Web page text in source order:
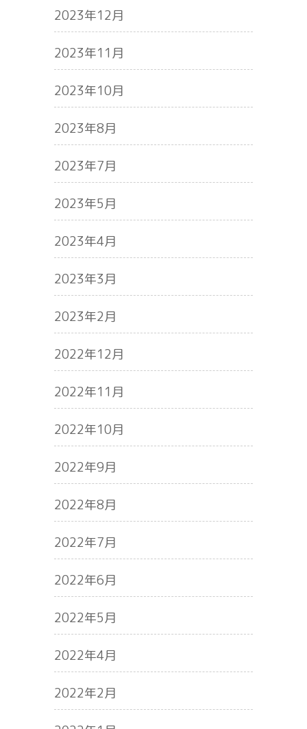
2023年12月
2023年11月
2023年10月
2023年8月
2023年7月
2023年5月
2023年4月
2023年3月
2023年2月
2022年12月
2022年11月
2022年10月
2022年9月
2022年8月
2022年7月
2022年6月
2022年5月
2022年4月
2022年2月